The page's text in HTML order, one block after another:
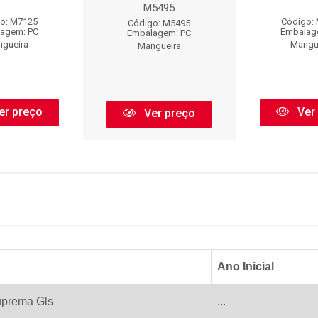
M7125
PC
preço
M5495
Código: M5495
Embalagem: PC
Mangueira
Ver preço
Código:
Ano Inicial
Gls ...